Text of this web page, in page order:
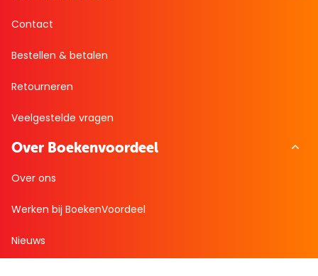
Contact
Bestellen & betalen
Retourneren
Veelgestelde vragen
Over Boekenvoordeel
Over ons
Werken bij BoekenVoordeel
Nieuws